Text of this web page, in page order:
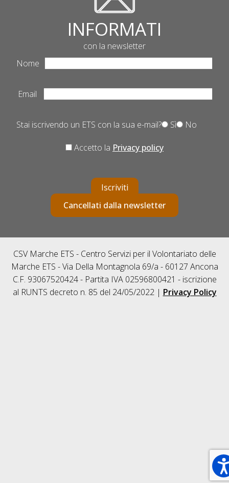
INFORMATI
con la newsletter
Nome
Email
Stai iscrivendo un ETS con la sua e-mail? Sì No
Accetto la Privacy policy
Iscriviti
Cancellati dalla newsletter
CSV Marche ETS - Centro Servizi per il Volontariato delle
Marche ETS - Via Della Montagnola 69/a - 60127 Ancona
C.F. 93067520424 - Partita IVA 02596800421 - iscrizione
al RUNTS decreto n. 85 del 24/05/2022 | Privacy Policy